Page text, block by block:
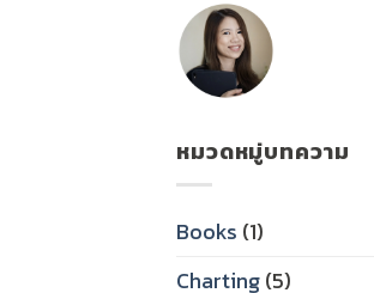
หมวดหมู่บทความ
Books (1)
Charting(5)